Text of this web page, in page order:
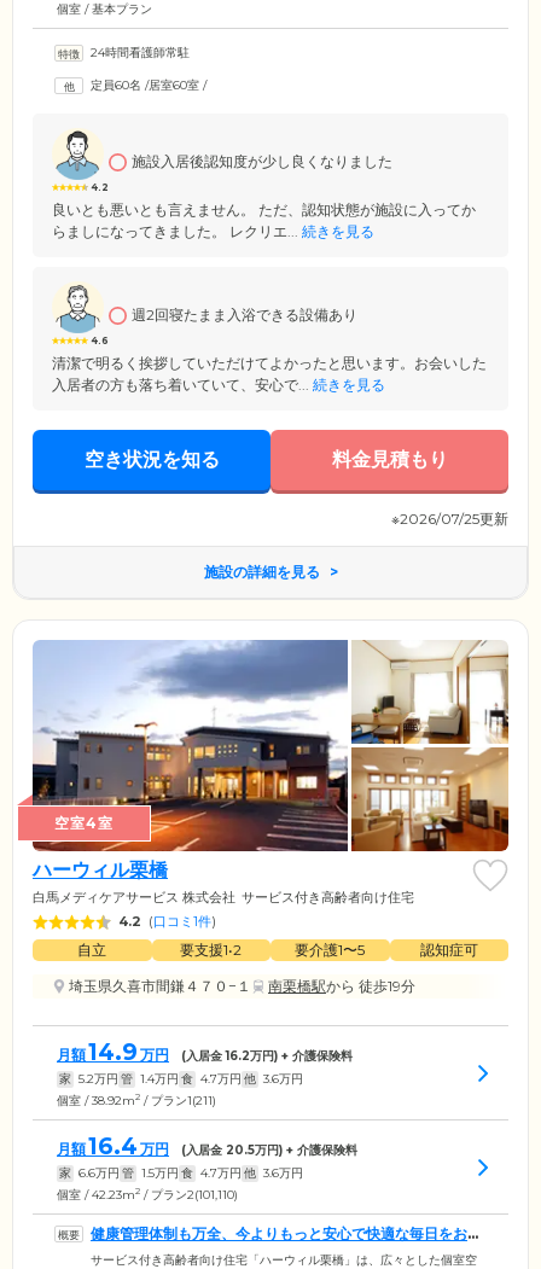
個室 / 基本プラン
24時間看護師常駐
定員60名 /居室60室 /
4.2
施設入居後認知度が少し良くなりました
良いとも悪いとも言えません。 ただ、認知状態が施設に入ってか
らましになってきました。 レクリエ... 続きを見る
4.6
週2回寝たまま入浴できる設備あり
清潔で明るく挨拶していただけてよかったと思います。お会いした
入居者の方も落ち着いていて、安心で... 続きを見る
空き状況を知る 料金見積もり
※2026/07/25更新
施設の詳細を見る
空室4室
ハーウィル栗橋
白馬メディケアサービス 株式会社 サービス付き高齢者向け住宅
4.2 (口コミ1件)
自立 要支援1•2 要介護1〜5
認知症可
埼玉県久喜市間鎌４７０−１
南栗橋駅から 徒歩19分
月額14.9 万円 (入居金16.2万円) + 介護保険料
家 5.2万円 管 1.4万円 食 4.7万円 他 3.6万円
個室 / 38.92m2 / プラン1(211)
月額16.4 万円 (入居金 20.5万円) + 介護保険料
家 6.6万円 管 1.5万円 食 4.7万円 他 3.6万円
個室 / 42.23m2 / プラン2(101,110)
健康管理体制も万全、今よりもっと安心で快適な毎日をお届
けします
サービス付き高齢者向け住宅「ハーウィル栗橋」は、広々とした個室空